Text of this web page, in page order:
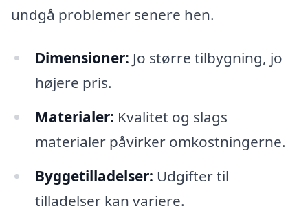
undgå problemer senere hen.
Dimensioner: Jo større tilbygning, jo
højere pris.
Materialer: Kvalitet og slags
materialer påvirker omkostningerne.
Byggetilladelser: Udgifter til
tilladelser kan variere.